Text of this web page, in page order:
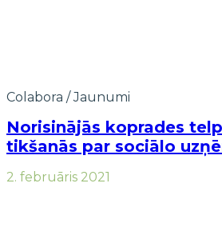
Colabora /Jaunumi
Norisinājās koprades
tikšanās par sociālo
2. februāris 2021